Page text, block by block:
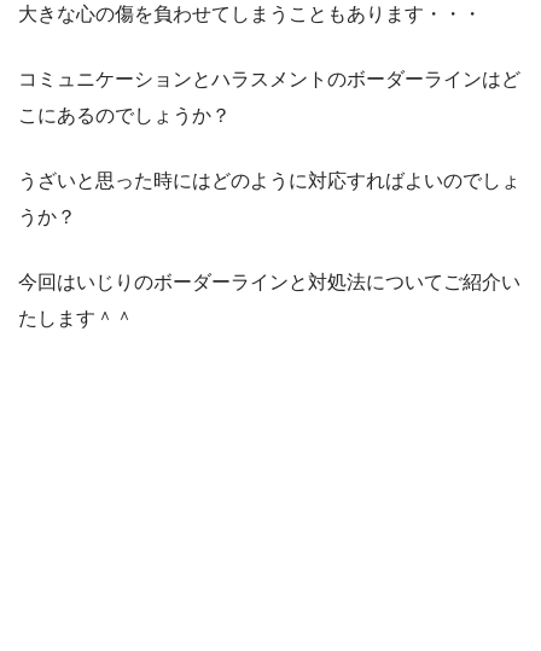
大きな心の傷を負わせてしまうこともあります・・・
コミュニケーションとハラスメントのボーダーラインはど
こにあるのでしょうか？
うざいと思った時にはどのように対応すればよいのでしょ
うか？
今回はいじりのボーダーラインと対処法についてご紹介い
たします＾＾